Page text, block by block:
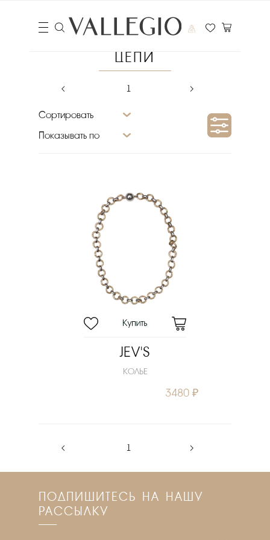
ЦЕПИ
‹ 1 ›
Сортировать
Показывать по
Выберите порядок сортировки
Очистить фильтры
JEV'S
КОЛЬЕ
3480 ₽
‹ 1 ›
ПОДПИШИТЕСЬ НА НАШУ
РАССЫЛКУ